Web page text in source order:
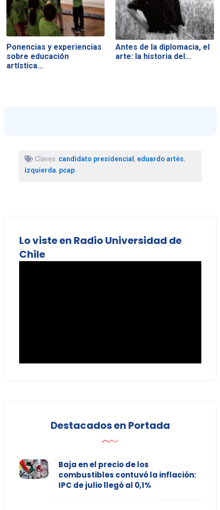
Ponencias y experiencias
sobre educación
artística…
Antes de la diplomacia, el
arte: la historia del…
Claves: candidato presidencial, eduardo artés,
izquierda, pcap
Lo viste en Radio Universidad de
Chile
Destacados en Portada
Baja en el precio de los
combustibles contuvó la inflación:
IPC de julio llegó al 0,1%